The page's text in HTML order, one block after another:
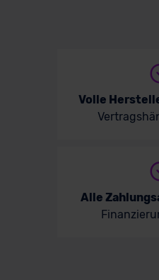
Volle
Alle